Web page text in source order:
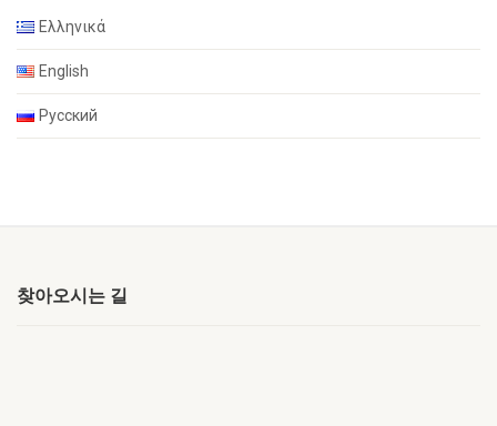
Ελληνικά
English
Русский
찾아오시는 길